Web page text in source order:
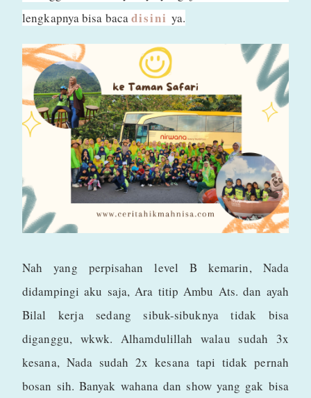
lengkapnya bisa bacadisiniya.
Nah yang perpisahan level B kemarin, Nada
didampingi aku saja, Ara titip Ambu Ats. dan ayah
Bilal kerja sedang sibuk-sibuknya tidak bisa
diganggu, wkwk. Alhamdulillah walau sudah 3x
kesana, Nada sudah 2x kesana tapi tidak pernah
bosan sih. Banyak wahana dan show yang gak bisa